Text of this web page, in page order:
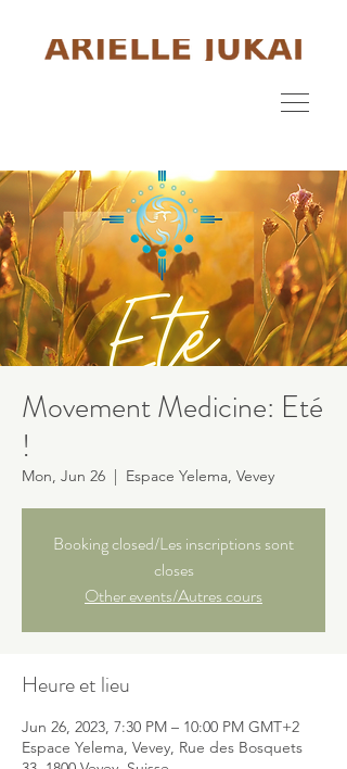
Movement Medicine: Eté
!
Mon, Jun 26
  |
Espace Yelema, Vevey
Booking closed/Les inscriptions sont
closes
Other events/Autres cours
Heure et lieu
Jun 26, 2023, 7:30 PM – 10:00 PM GMT+2
Espace Yelema, Vevey, Rue des Bosquets